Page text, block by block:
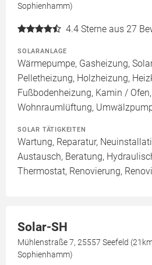
Sophienhamm)
4.4 Sterne aus 27
SOLARANLAGE
Wärmepumpe, Gasheizung,
Pelletheizung, Holzheizung,
Fußbodenheizung, Kamin /
Wohnraumlüftung,
SOLAR TÄTIGKEITEN
Wartung, Reparatur,
Austausch, Beratung,
Thermostat, Renovierung,
Solar-SH
Mühlenstraße 7, 25557 Seefeld
Sophienhamm)